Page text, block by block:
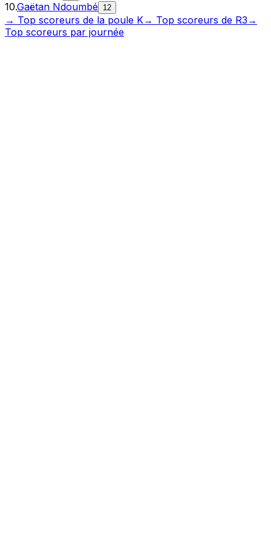
10.Gaëtan Ndoumbé 12
→ Top scoreurs de la poule K→ Top scoreurs de R3 →
Top scoreurs par journée